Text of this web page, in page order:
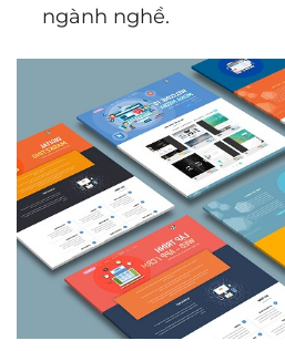
ngành nghề.